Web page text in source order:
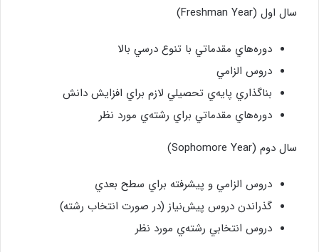
سال اول (Freshman Year)
دوره‌هاي مقدماتي با تنوع درسي بالا
دروس الزامي
بناگذاري پايه‌ي تحصيلي لازم براي افزايش دانش
دوره‌هاي مقدماتي براي رشته‌ي مورد نظر
سال دوم (Sophomore Year)
دروس الزامي و پيشرفته براي سطح بعدي
گذراندن دروس پيش‌نياز (در صورت انتخاب رشته)
دروس انتخابي رشته‌ي مورد نظر